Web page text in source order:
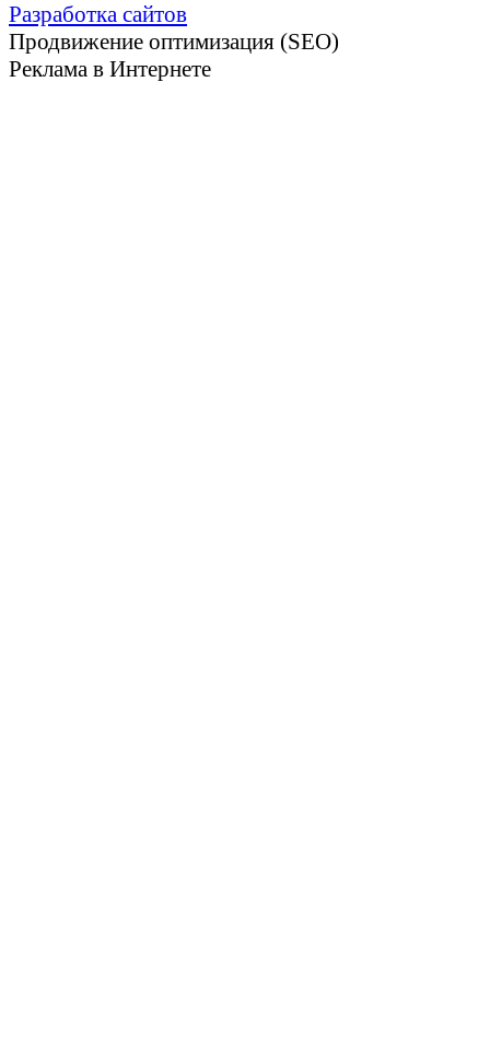
Разработка сайтов
Продвижение оптимизация (SEO)
Реклама в Интернете